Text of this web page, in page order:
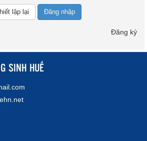
Đăng nhập
Đăng ký
SINH HUẾ